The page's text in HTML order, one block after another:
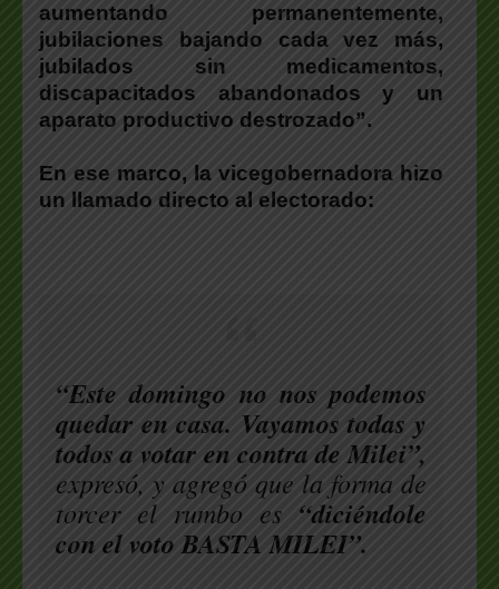
aumentando permanentemente,
jubilaciones bajando cada vez más,
jubilados sin medicamentos,
discapacitados abandonados y un
aparato productivo destrozado”.
En ese marco, la vicegobernadora hizo
un llamado directo al electorado:
“Este domingo no nos podemos
quedar en casa. Vayamos todas y
todos a votar en contra de Milei”,
expresó, y agregó que la forma de
torcer el rumbo es “diciéndole
con el voto BASTA MILEI”.